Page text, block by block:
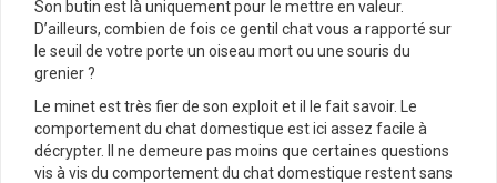
Son butin est là uniquement pour le mettre en valeur.
D’ailleurs, combien de fois ce gentil chat vous a rapporté sur
le seuil de votre porte un oiseau mort ou une souris du
grenier ?
Le minet est très fier de son exploit et il le fait savoir. Le
comportement du chat domestique est ici assez facile à
décrypter. Il ne demeure pas moins que certaines questions
vis à vis du comportement du chat domestique restent sans